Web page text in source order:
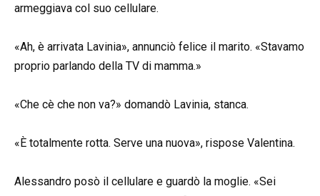
armeggiava col suo cellulare.
«Ah, è arrivata Lavinia», annunciò felice il marito. «Stavamo
proprio parlando della TV di mamma.»
«Che cè che non va?» domandò Lavinia, stanca.
«È totalmente rotta. Serve una nuova», rispose Valentina.
Alessandro posò il cellulare e guardò la moglie. «Sei